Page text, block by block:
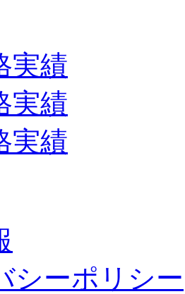
実績
実績
実績
シーポリシー